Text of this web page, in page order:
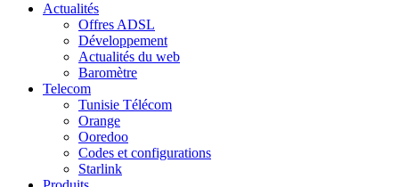
Actualités
Offres ADSL
Développement
Actualités du web
Baromètre
Telecom
Tunisie Télécom
Orange
Ooredoo
Codes et configurations
Starlink